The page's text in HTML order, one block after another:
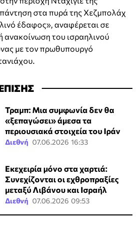
στα πυρά της Χεζμπολάχ
έδαφος», αναφέρεται σε
ανακοίνωση του ισραηλινού
με τον πρωθυπουργό
Τραμπ: Μια συμφωνία δεν θα
«ξεπαγώσει» άμεσα τα
περιουσιακά στοιχεία του Ιράν
Διεθνή 07.06.2026 16:33
Εκεχειρία μόνο στα χαρτιά:
Συνεχίζονται οι εχθροπραξίες
μεταξύ Λιβάνου και Ισραήλ
Διεθνή 07.06.2026 09:53